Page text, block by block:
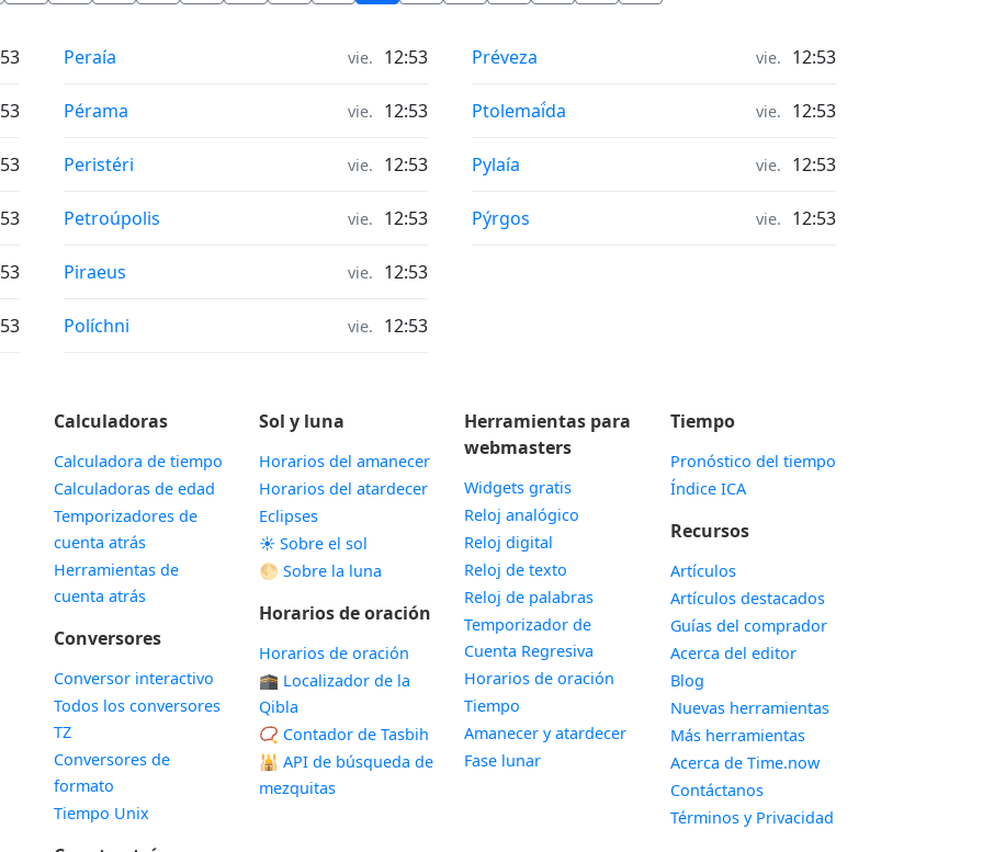
Horas de salida y puesta del sol in
Peraía vie. 12:53
Horas de salida y puesta del sol in
Pérama vie. 12:53
Horas de salida y puesta del sol in
Peristéri vie. 12:53
Horas de salida y puesta del sol in
Petroúpolis vie. 12:53
Horas de salida y puesta del sol in
Piraeus vie. 12:53
Horas de salida y puesta del sol in
Políchni vie. 12:53
Horas de salida y puesta del sol in
Préveza vie. 12:53
Horas de salida y puesta del sol in
Ptolemaḯda vie. 12:53
Horas de salida y puesta del sol in
Pylaía vie. 12:53
Horas de salida y puesta del sol in
Pýrgos vie. 12:53
Calculadoras
Calculadora de tiempo
Calculadoras de edad
Temporizadores de
cuenta atrás
Herramientas de
cuenta atrás
Conversores
Conversor interactivo
Todos los conversores
TZ
Conversores de
formato
Tiempo Unix
Sol y luna
Horarios del amanecer
Horarios del atardecer
Eclipses
☀️ Sobre el sol
🌕 Sobre la luna
Horarios de oración
Horarios de oración
🕋 Localizador de la
Qibla
📿 Contador de Tasbih
🕌 API de búsqueda de
mezquitas
Herramientas para
webmasters
Widgets gratis
Reloj analógico
Reloj digital
Reloj de texto
Reloj de palabras
Temporizador de
Cuenta Regresiva
Horarios de oración
Tiempo
Amanecer y atardecerWidget
Fase lunarWidget
Tiempo
Pronóstico del tiempo
Índice ICA
Recursos
Artículos
Artículos destacados
Guías del comprador
Acerca del editor
Blog
Nuevas herramientas
Más herramientas
Acerca de Time.now
Contáctanos
Términos y Privacidad